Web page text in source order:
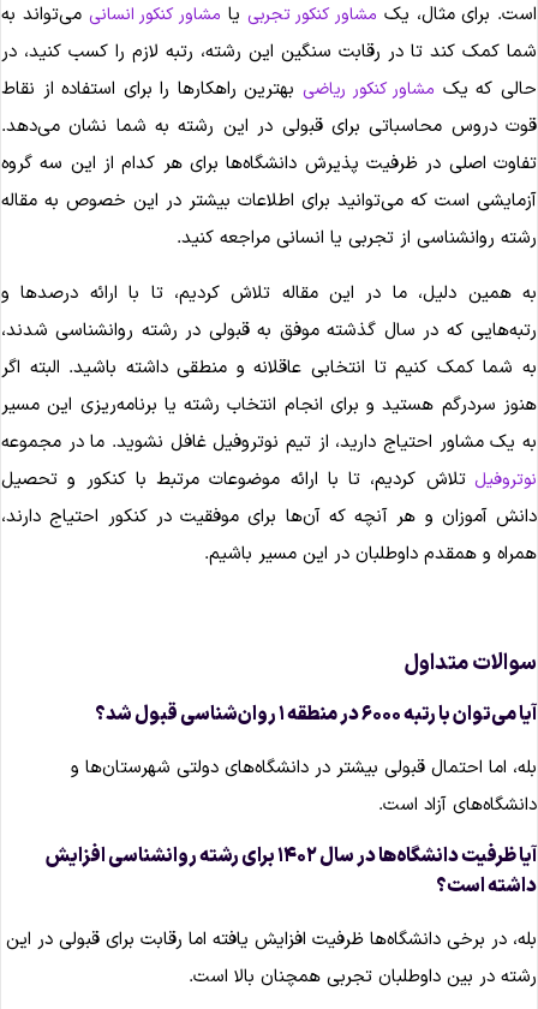
برای مثال، یک مشاور کنکور تجربییا مشاور کنکور انسانیمی‌تواند به
کمک کند تا در رقابت سنگین این رشته، رتبه لازم را کسب کنید، در
که یک مشاور کنکور ریاضیبهترین راهکارها را برای استفاده از نقاط
دروس محاسباتی برای قبولی در این رشته به شما نشان می‌دهد.
اصلی در ظرفیت پذیرش دانشگاه‌ها برای هر کدام از این سه گروه
است که می‌توانید برای اطلاعات بیشتر در این خصوص به مقاله
روانشناسی از تجربی یا انسانی مراجعه کنید.
همین دلیل، ما در این مقاله تلاش کردیم، تا با ارائه درصدها و
که در سال گذشته موفق به قبولی در رشته روانشناسی شدند،
شما کمک کنیم تا انتخابی عاقلانه و منطقی داشته باشید. البته اگر
سردرگم هستید و برای انجام انتخاب رشته یا برنامه‌ریزی این مسیر
یک مشاور احتیاج دارید، از تیم نوتروفیل غافل نشوید. ما در مجموعه
تلاش کردیم، تا با ارائه موضوعات مرتبط با کنکور و تحصیل
آموزان و هر آنچه که آن‌ها برای موفقیت در کنکور احتیاج دارند،
و همقدم داوطلبان در این مسیر باشیم.
متداول
می‌توان با رتبه ۶۰۰۰ در منطقه ۱ روان‌شناسی قبول شد؟
اما احتمال قبولی بیشتر در دانشگاه‌های دولتی شهرستان‌ها و
آزاد است.
آیا ظرفیت دانشگاه‌ها در سال ۱۴۰۲ برای رشته روانشناسی افزایش
است؟
در برخی دانشگاه‌ها ظرفیت افزایش یافته اما رقابت برای قبولی در این
در بین داوطلبان تجربی همچنان بالا است.